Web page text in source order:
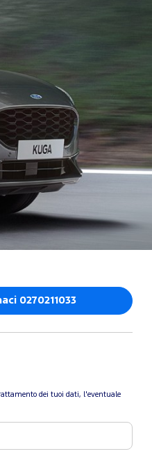
0270211033
dei tuoi dati, l'eventuale